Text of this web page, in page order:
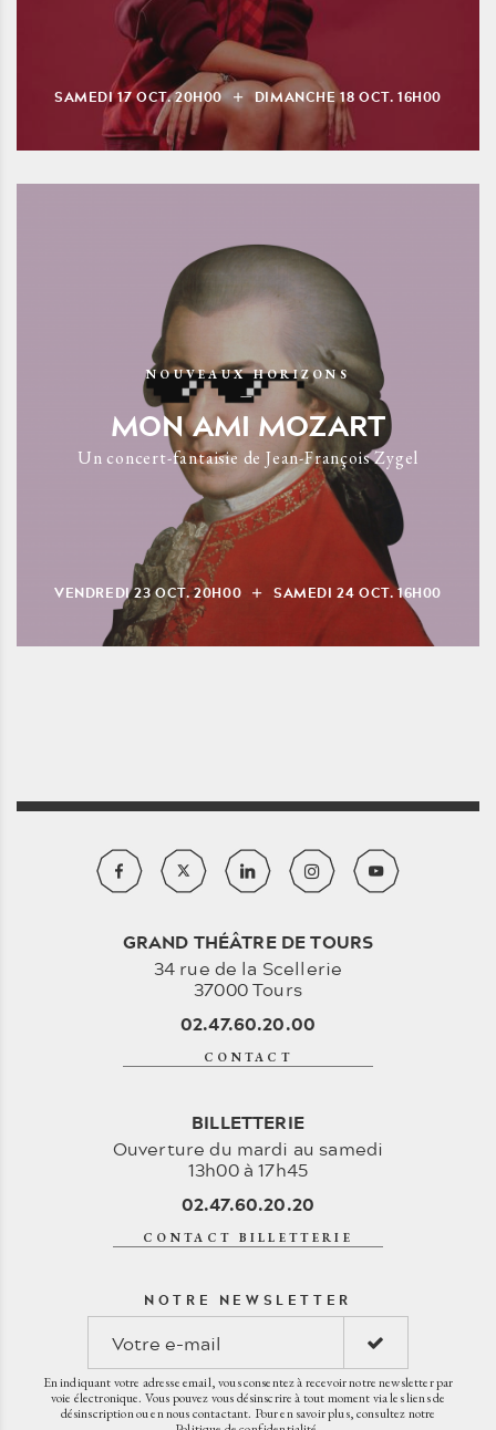
SAMEDI17OCT.20H00 DIMANCHE18 OCT. 16H00
NOUVEAUX HORIZONS
MON AMI MOZART
Un concert-fantaisie de Jean-François Zygel
VENDREDI23OCT.20H00 SAMEDI24 OCT.16H00
GRAND THÉÂTRE DE TOURS
34 rue de la Scellerie
37000 Tours
02.47.60.20.00
CONTACT
BILLETTERIE
Ouverture du mardi au samedi
13h00 à 17h45
02.47.60.20.20
CONTACT BILLETTERIE
NOTRE NEWSLETTER
En indiquant votre adresse email, vous consentez à recevoir notre newsletter par
voie électronique. Vous pouvez vous désinscrire à tout moment via les liens de
désinscription ou en nous contactant. Pour en savoir plus, consultez notre